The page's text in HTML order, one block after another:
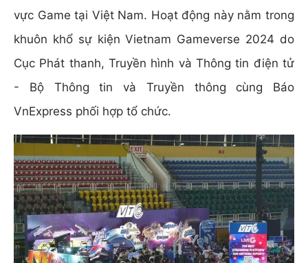
vực Game tại Việt Nam. Hoạt động này nằm trong
khuôn khổ sự kiện Vietnam Gameverse 2024 do
Cục Phát thanh, Truyền hình và Thông tin điện tử
- Bộ Thông tin và Truyền thông cùng Báo
VnExpress phối hợp tổ chức.